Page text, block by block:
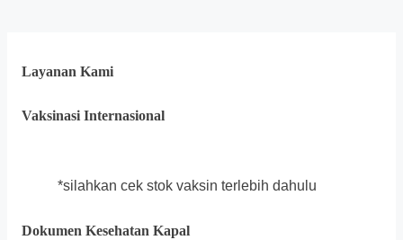
Layanan Kami
Vaksinasi Internasional
*silahkan cek stok vaksin terlebih dahulu
Dokumen Kesehatan Kapal